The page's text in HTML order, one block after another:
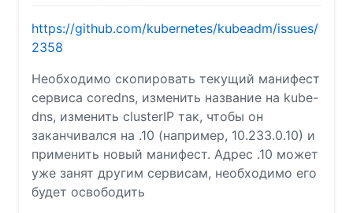
https://github.com/kubernetes/kubeadm/issues/
2358
Необходимо скопировать текущий манифест
сервиса coredns, изменить название на kube-
dns, изменить clusterIP так, чтобы он
заканчивался на .10 (например, 10.233.0.10) и
применить новый манифест. Адрес .10 может
уже занят другим сервисам, необходимо его
будет освободить